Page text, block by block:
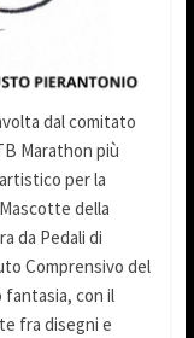
dal comitato
Marathon più
per la
della
da Pedali di
Comprensivo del
fantasia, con il
fra disegni e